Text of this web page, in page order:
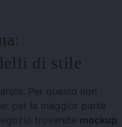
di stile
Per questo non
per la maggior parte
troverete mockup